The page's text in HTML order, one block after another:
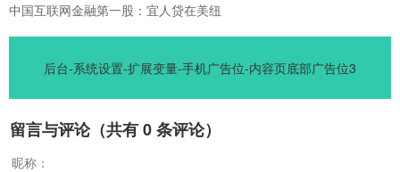
中国互联网金融第一股：宜人贷在美纽
后台-系统设置-扩展变量-手机广告位-内容页底部广告位3
留言与评论（共有0条评论）
昵称：